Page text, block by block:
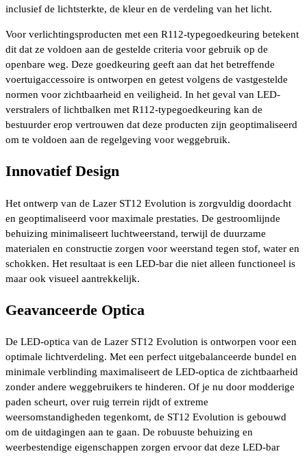
inclusief de lichtsterkte, de kleur en de verdeling van het licht.
Voor verlichtingsproducten met een R112-typegoedkeuring betekent
dit dat ze voldoen aan de gestelde criteria voor gebruik op de
openbare weg. Deze goedkeuring geeft aan dat het betreffende
voertuigaccessoire is ontworpen en getest volgens de vastgestelde
normen voor zichtbaarheid en veiligheid. In het geval van LED-
verstralers of lichtbalken met R112-typegoedkeuring kan de
bestuurder erop vertrouwen dat deze producten zijn geoptimaliseerd
om te voldoen aan de regelgeving voor weggebruik.
Innovatief Design
Het ontwerp van de Lazer ST12 Evolution is zorgvuldig doordacht
en geoptimaliseerd voor maximale prestaties. De gestroomlijnde
behuizing minimaliseert luchtweerstand, terwijl de duurzame
materialen en constructie zorgen voor weerstand tegen stof, water en
schokken. Het resultaat is een LED-bar die niet alleen functioneel is
maar ook visueel aantrekkelijk.
Geavanceerde Optica
De LED-optica van de Lazer ST12 Evolution is ontworpen voor een
optimale lichtverdeling. Met een perfect uitgebalanceerde bundel en
minimale verblinding maximaliseert de LED-optica de zichtbaarheid
zonder andere weggebruikers te hinderen. Of je nu door modderige
paden scheurt, over ruig terrein rijdt of extreme
weersomstandigheden tegenkomt, de ST12 Evolution is gebouwd
om de uitdagingen aan te gaan. De robuuste behuizing en
weerbestendige eigenschappen zorgen ervoor dat deze LED-bar